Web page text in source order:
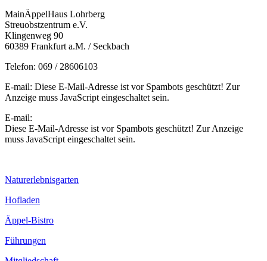
MainÄppelHaus Lohrberg
Streuobstzentrum e.V.
Klingenweg 90
60389 Frankfurt a.M. / Seckbach
Telefon: 069 / 28606103
E-mail: Diese E-Mail-Adresse ist vor Spambots geschützt! Zur
Anzeige muss JavaScript eingeschaltet sein.
E-mail:
Diese E-Mail-Adresse ist vor Spambots geschützt! Zur Anzeige
muss JavaScript eingeschaltet sein.
Naturerlebnisgarten
Hofladen
Äppel-Bistro
Führungen